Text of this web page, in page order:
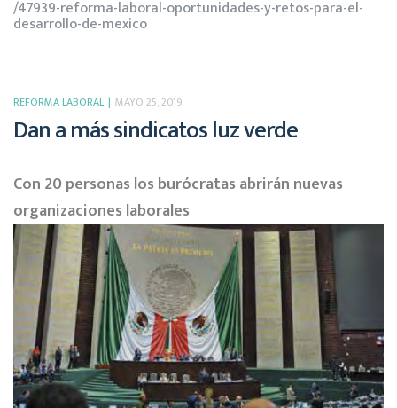
/47939-reforma-laboral-oportunidades-y-retos-para-el-
desarrollo-de-mexico
REFORMA LABORAL MAYO 25, 2019
Dan a más sindicatos luz verde
Con 20 personas los burócratas abrirán nuevas
organizaciones laborales